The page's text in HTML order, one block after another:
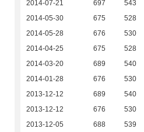
2014-07-21
697 543
2014-05-30
675 528
2014-05-28
676 530
2014-04-25
675 528
2014-03-20
689 540
2014-01-28
676 530
2013-12-12
689 540
2013-12-12
676 530
2013-12-05
688 539